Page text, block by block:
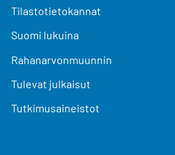
Tilastotietokannat
Suomi lukuina
Rahanarvonmuunnin
Tulevat julkaisut
Tutkimusaineistot